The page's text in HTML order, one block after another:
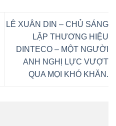
LÊ XUÂN DIN – CHỦ SÁNG
LẬP THƯƠNG HIỆU
DINTECO – MỘT NGƯỜI
ANH NGHỊ LỰC VƯỢT
QUA MỌI KHÓ KHĂN.